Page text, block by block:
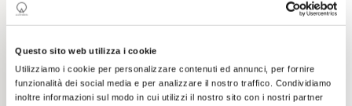
Questo sito web utilizza i cookie
Utilizziamo i cookie per personalizzare contenuti ed annunci, per fornire
funzionalità dei social media e per analizzare il nostro traffico. Condividiamo
inoltre informazioni sul modo in cui utilizzi il nostro sito con i nostri partner